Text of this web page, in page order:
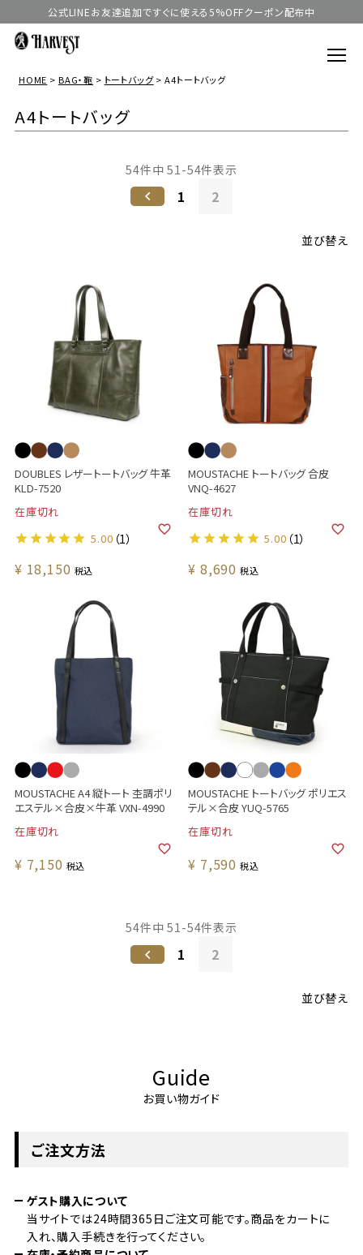
公式LINEお友達追加ですぐに使える5%OFFクーポン配布中
HOME BAG・鞄 トートバッグ A4トートバッグ
A4トートバッグ
並び替え
54件中 51 -54件表示
1 2
DOUBLES レザートートバッグ 牛革
KLD-7520
在庫切れ
¥ 18,150 税込
5.00 （1）
MOUSTACHE トートバッグ 合皮
VNQ-4627
在庫切れ
¥ 8,690 税込
5.00 （1）
MOUSTACHE A4 縦トート 杢調ポリ
エステル×合皮×牛革 VXN-4990
在庫切れ
¥ 7,150 税込
MOUSTACHE トートバッグ ポリエス
テル×合皮 YUQ-5765
在庫切れ
¥ 7,590 税込
並び替え
54件中 51-54件表示
1 2
Guide
お買い物ガイド
ご注文方法
ゲスト購入について
当サイトでは24時間365日ご注文可能です。商品をカートに
入れ、購入手続きを行ってください。